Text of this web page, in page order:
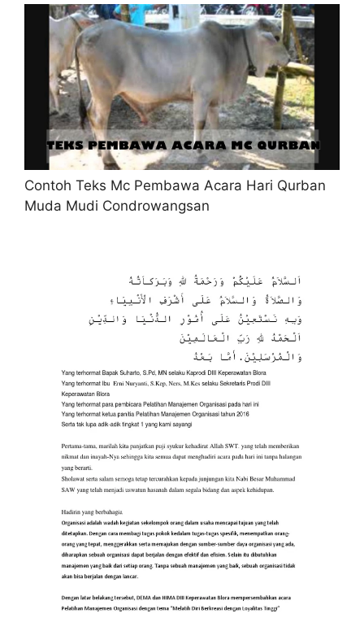
Contoh Teks Mc Pembawa Acara Hari Qurban
Muda Mudi Condrowangsan